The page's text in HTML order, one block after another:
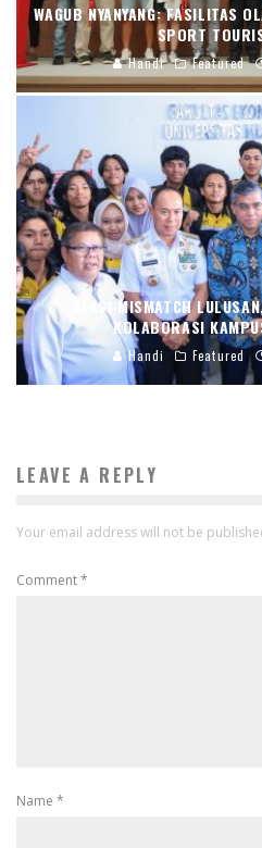
WAGUB NYANYANG: FASILITAS
SPORT
Handi Featured
ATASI MISMATCH
KOLABORASI
Handi Featured
LEAVE A REPLY
Your email address will not be
Comment*
Name *